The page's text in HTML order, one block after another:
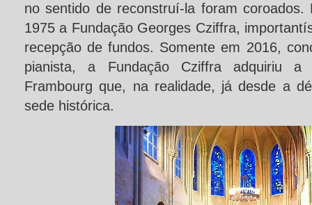
no sentido de reconstruí-la foram
1975 a Fundação Georges Cziffra,
recepção de fundos. Somente em 2016,
pianista, a Fundação Cziffra adquiriu a
Frambourg que, na realidade, já desde a
sede histórica.